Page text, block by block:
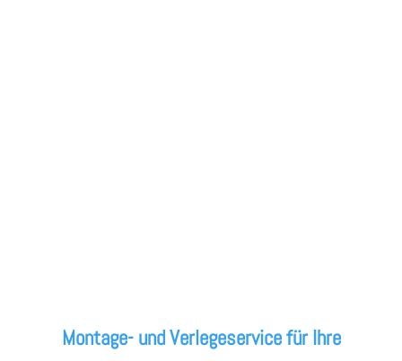
Montage- und Verlegeservice für Ihre